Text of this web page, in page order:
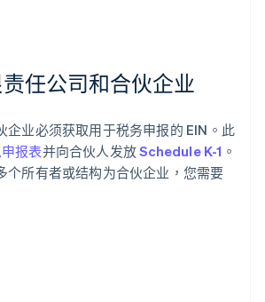
任公司和合伙企业
企业必须获取用于税务申报的 EIN。此
报表并向合伙人发放Schedule K-1 。
个所有者或结构为合伙企业，您需要